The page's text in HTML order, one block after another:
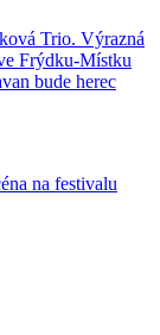
Trio. Výrazná
Frýdku-Místku
bude herec
na festivalu